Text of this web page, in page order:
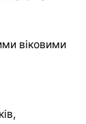
віковими